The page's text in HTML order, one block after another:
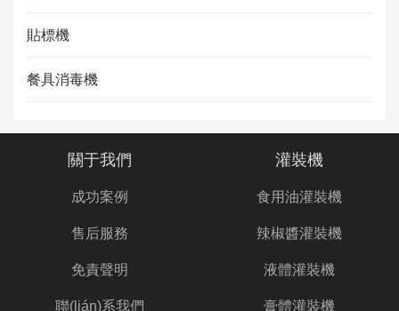
貼標機
餐具消毒機
關于我們
成功案例
售后服務
免責聲明
聯(lián)系我們
灌裝機
食用油灌裝機
辣椒醬灌裝機
液體灌裝機
膏體灌裝機